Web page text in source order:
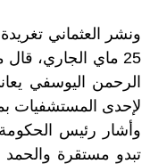
ونشر العثماني
25 ماي الجاري،
الرحمن اليوسفي
لإحدى المستشفيات
وأشار رئيس
تبدو مستقرة والحمد